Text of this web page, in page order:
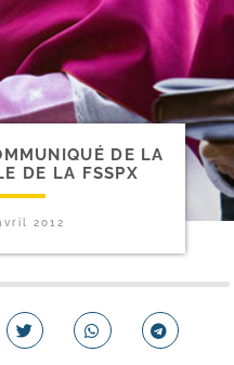
DE LA
DE LA FSSPX
2012